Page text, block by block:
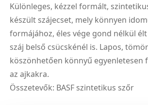
Különleges, kézzel formált,
készült szájecset, mely könnyen
formájához, éles vége gond nélkül
száj belső csücskénél is. Lapos,
köszönhetően könnyű egyenletesen
az ajkakra.
Összetevők: BASF szintetikus szőr